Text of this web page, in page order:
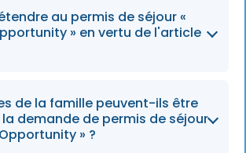
séjour « Opportunity », instauré
104c de la loi sur le séjour
permet aux ressortissants
en Allemagne. À l'horizon
une voie essentielle pour les
intégrées qui souhaitent
au permis de séjour «
» en vertu de l'article
doivent déjà être titulaires d'un
conformément à l'article 104c
séjour des étrangers
de la famille peuvent-ils être
demande de permis de séjour
» ?